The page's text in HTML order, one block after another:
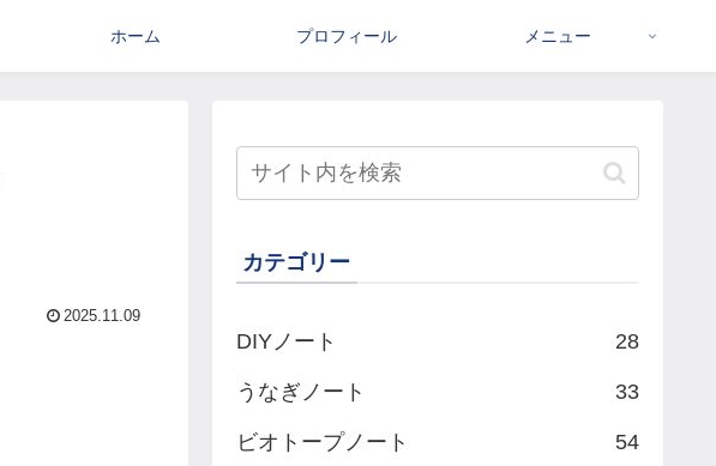
ホーム プロフィール メニュー
2025.11.09
カテゴリー
DIYノート 28
うなぎノート 33
ビオトープノート 54